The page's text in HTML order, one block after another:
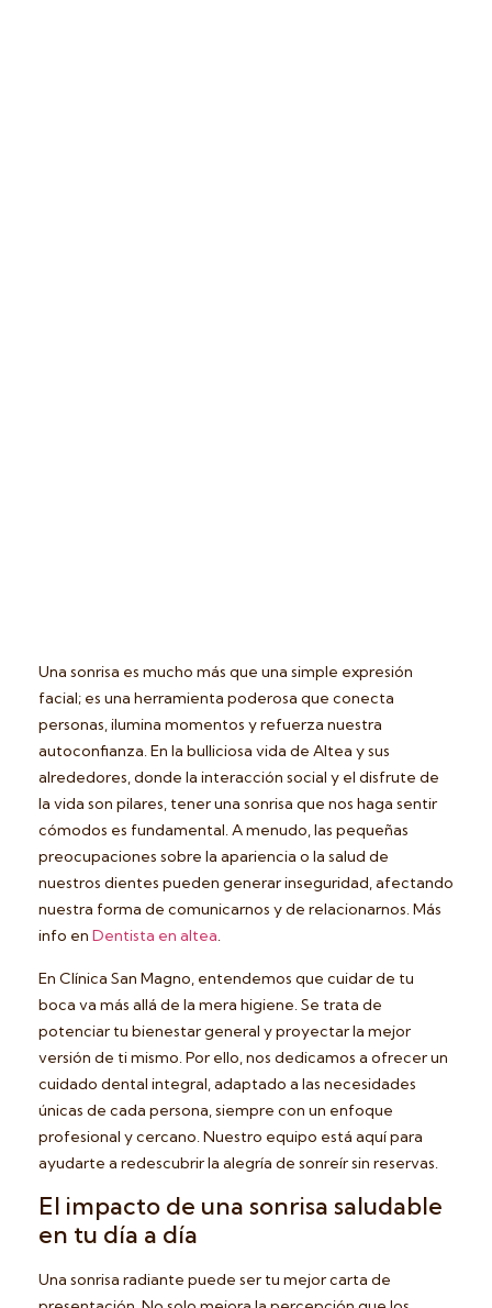
Una sonrisa es mucho más que una simple expresión
facial; es una herramienta poderosa que conecta
personas, ilumina momentos y refuerza nuestra
autoconfianza. En la bulliciosa vida de Altea y sus
alrededores, donde la interacción social y el disfrute de
la vida son pilares, tener una sonrisa que nos haga sentir
cómodos es fundamental. A menudo, las pequeñas
preocupaciones sobre la apariencia o la salud de
nuestros dientes pueden generar inseguridad, afectando
nuestra forma de comunicarnos y de relacionarnos. Más
info en Dentista en altea.
En Clínica San Magno, entendemos que cuidar de tu
boca va más allá de la mera higiene. Se trata de
potenciar tu bienestar general y proyectar la mejor
versión de ti mismo. Por ello, nos dedicamos a ofrecer un
cuidado dental integral, adaptado a las necesidades
únicas de cada persona, siempre con un enfoque
profesional y cercano. Nuestro equipo está aquí para
ayudarte a redescubrir la alegría de sonreír sin reservas.
El impacto de una sonrisa saludable
en tu día a día
Una sonrisa radiante puede ser tu mejor carta de